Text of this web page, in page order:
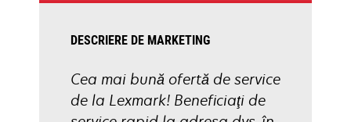
DESCRIERE DE MARKETING
Cea mai bună ofertă de service
de la Lexmark! Beneficiaţi de